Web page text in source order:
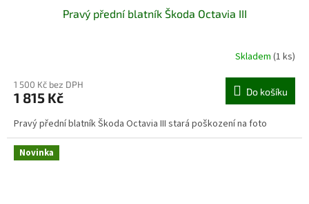
Pravý přední blatník Škoda Octavia III
Skladem (1 ks)
1 500 Kč bez DPH
1 815 Kč Do košíku
Pravý přední blatník Škoda Octavia III stará poškození na foto
Novinka